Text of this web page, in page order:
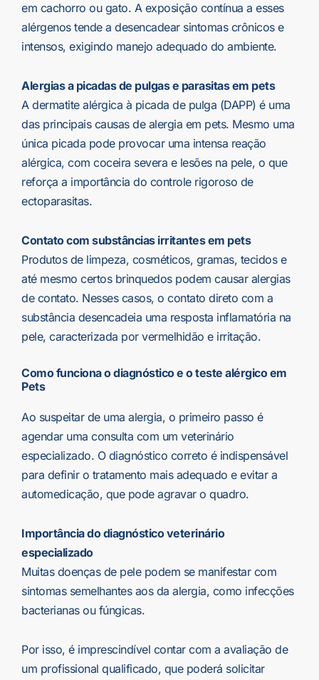
em cachorro ou gato. A exposição contínua a esses
alérgenos tende a desencadear sintomas crônicos e
intensos, exigindo manejo adequado do ambiente.
Alergias a picadas de pulgas e parasitas em pets
A dermatite alérgica à picada de pulga (DAPP) é uma
das principais causas de alergia em pets. Mesmo uma
única picada pode provocar uma intensa reação
alérgica, com coceira severa e lesões na pele, o que
reforça a importância do controle rigoroso de
ectoparasitas.
Contato com substâncias irritantes em pets
Produtos de limpeza, cosméticos, gramas, tecidos e
até mesmo certos brinquedos podem causar alergias
de contato. Nesses casos, o contato direto com a
substância desencadeia uma resposta inflamatória na
pele, caracterizada por vermelhidão e irritação.
Como funciona o diagnóstico e o teste alérgico em
Pets
Ao suspeitar de uma alergia, o primeiro passo é
agendar uma consulta com um veterinário
especializado. O diagnóstico correto é indispensável
para definir o tratamento mais adequado e evitar a
automedicação, que pode agravar o quadro.
Importância do diagnóstico veterinário
especializado
Muitas doenças de pele podem se manifestar com
sintomas semelhantes aos da alergia, como infecções
bacterianas ou fúngicas.
Por isso, é imprescindível contar com a avaliação de
um profissional qualificado, que poderá solicitar